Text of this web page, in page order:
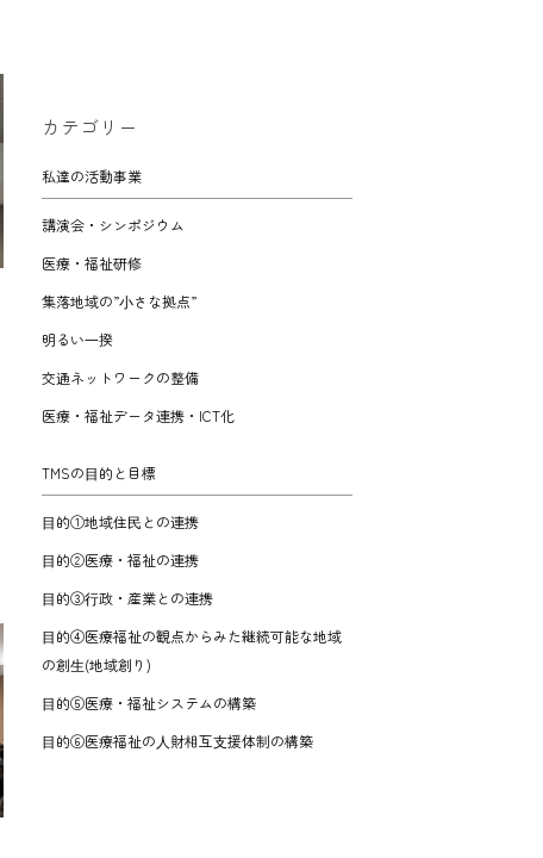
カテゴリー
私達の活動事業
講演会・シンポジウム
医療・福祉研修
集落地域の”⼩さな拠点”
明るい⼀揆
交通ネットワークの整備
医療・福祉データ連携・ICT化
TMSの⽬的と目標
⽬的①地域住⺠との連携
⽬的②医療・福祉の連携
⽬的③⾏政・産業との連携
⽬的④医療福祉の観点からみた継続可能な地域
の創⽣(地域創り)
⽬的⑤医療・福祉システムの構築
⽬的⑥医療福祉の⼈財相互⽀援体制の構築